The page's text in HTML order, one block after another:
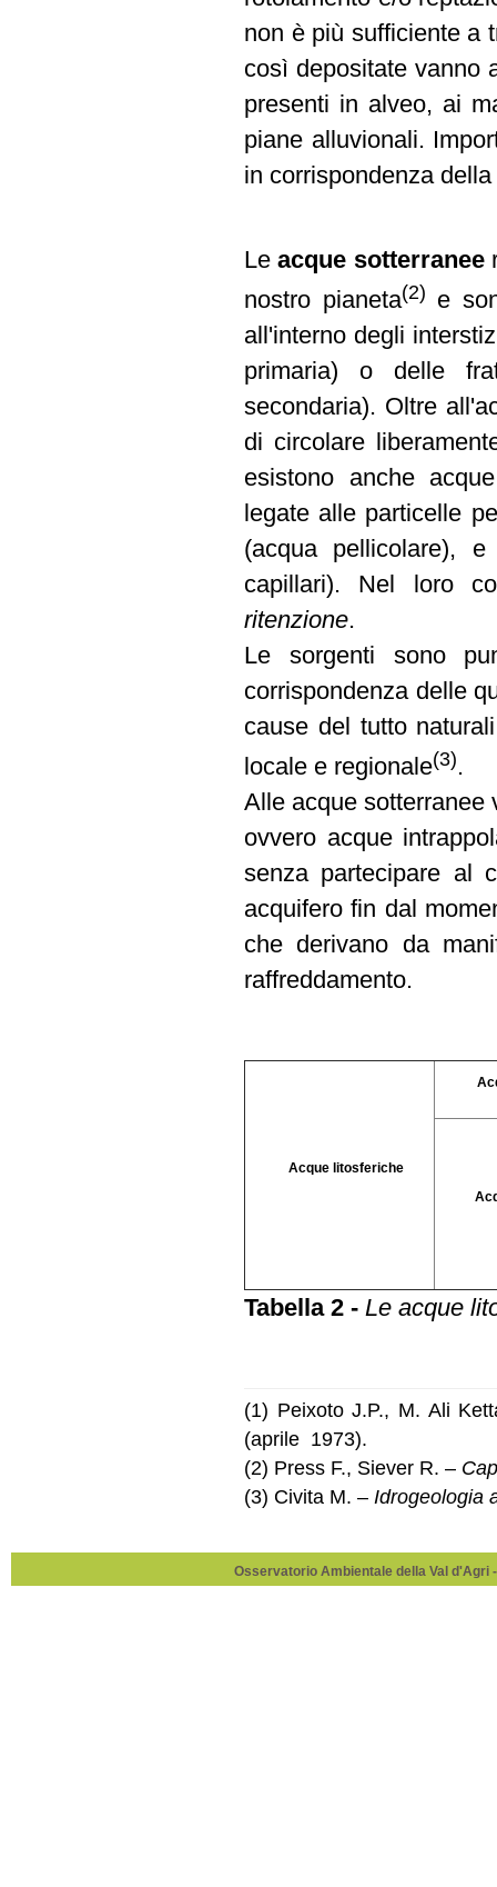
non è più sufficiente a
così depositate vanno
presenti in alveo, ai
piane alluvionali.
in corrispondenza
Leacque sotterranee
nostro pianeta(2) e
all'interno degli
primaria) o delle
secondaria). Oltre
di circolare
esistono anche
legate alle particelle
(acqua pellicolare),
capillari). Nel loro
ritenzione.
Le sorgenti sono
corrispondenza delle
cause del tutto
locale e regionale(3).
Alle acque sotterranee
ovvero acque
senza partecipare al
acquifero fin dal
che derivano da
raffreddamento.
Acque litosferiche
Tabella 2 - Le acque
(1) Peixoto J.P., M. Ali
(aprile 1973).
(2) Press F., Siever R. –
(3) Civita M. – Idrogeologia
Osservatorio Ambientale della Val d'Agri